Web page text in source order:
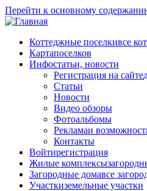
Перейти к основному
Коттеджные поселкивсе
Картапоселков
Инфостатьи, новости
Регистрация на сайте
Статьи
Новости
Видео обзоры
Фотоальбомы
Рекламаи
Контакты
Войтирегистрация
Жилые комплексы
Загородные домавсе
Участкиземельные участки